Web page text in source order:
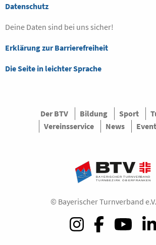
Datenschutz
Deine Daten sind bei uns sicher!
Erklärung zur Barrierefreiheit
Die Seite in leichter Sprache
Der BTV Bildung Sport
Vereinsservice
News
© Bayerischer Turnverband